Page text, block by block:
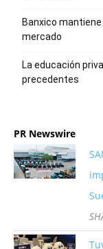
Banxico
mercado
La educación
precedentes
PR Newswire